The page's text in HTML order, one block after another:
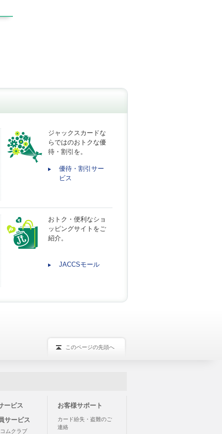
ジャックスカードな
らではのおトクな優
待・割引を。
優待・割引サー
ビス
おトク・便利なショ
ッピングサイトをご
紹介。
JACCSモール
このページの先頭へ
ービス
サービス
ムクラブ
お客様サポート
カード紛失・盗難のご
連絡